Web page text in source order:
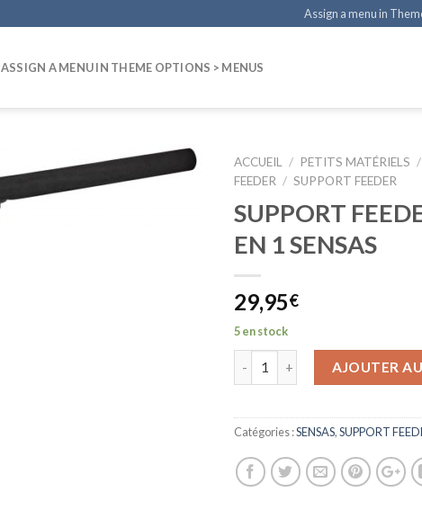
Assign a menu in
ASSIGN A MENU IN THEME OPTIONS > MENUS
ACCUEIL / PETITS MATÉRIELS /
FEEDER / SUPPORT FEEDER
SUPPORT
EN 1 SENSAS
29,95€
5 en stock
AJOUTER
Catégories :SENSAS,SUPPORT